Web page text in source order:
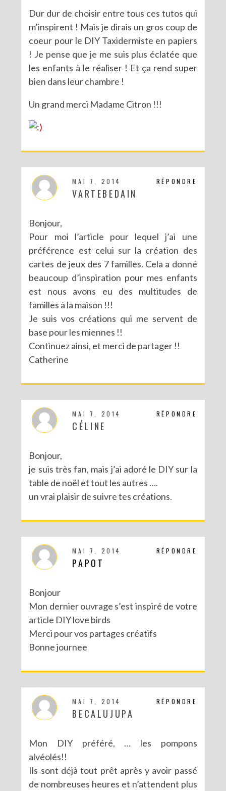
Dur dur de choisir entre tous ces tutos qui
m’inspirent ! Mais je dirais un gros coup de
coeur pour le DIY Taxidermiste en papiers
! Je pense que je me suis plus éclatée que
les enfants à le réaliser ! Et ça rend super
bien dans leur chambre !
Un grand merci Madame Citron !!!
RÉPONDRE
MAI 7, 2014
VARTEBEDAIN
Bonjour,
Pour moi l’article pour lequel j’ai une
préférence est celui sur la création des
cartes de jeux des 7 familles. Cela a donné
beaucoup d’inspiration pour mes enfants
est nous avons eu des multitudes de
familles à la maison !!!
Je suis vos créations qui me servent de
base pour les miennes !!
Continuez ainsi, et merci de partager !!
Catherine
RÉPONDRE
MAI 7, 2014
CÉLINE
Bonjour,
je suis très fan, mais j’ai adoré le DIY sur la
table de noël et tout les autres ….
un vrai plaisir de suivre tes créations.
RÉPONDRE
MAI 7, 2014
PAPOT
Bonjour
Mon dernier ouvrage s’est inspiré de votre
article DIY love birds
Merci pour vos partages créatifs
Bonne journee
RÉPONDRE
MAI 7, 2014
BECALUJUPA
Mon DIY préféré, … les pompons
alvéolés!!
Ils sont déjà tout prêt après y avoir passé
de nombreuses heures et n’attendent plus